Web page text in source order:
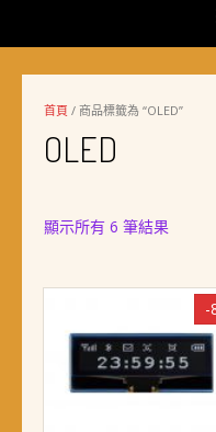
首頁 / 商品標籤為 “OLED”
OLED
顯示所有 6 筆結果依
項
排
序
-